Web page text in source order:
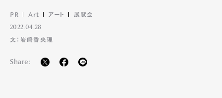
PR Art アート 展覧会
2022.04.28
文：岩崎香央理
Share: